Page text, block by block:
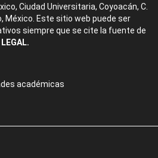
Ciudad Universitaria, Coyoacán, C.
México. Este sitio web puede ser
siempre que se cite la fuente de
académicas